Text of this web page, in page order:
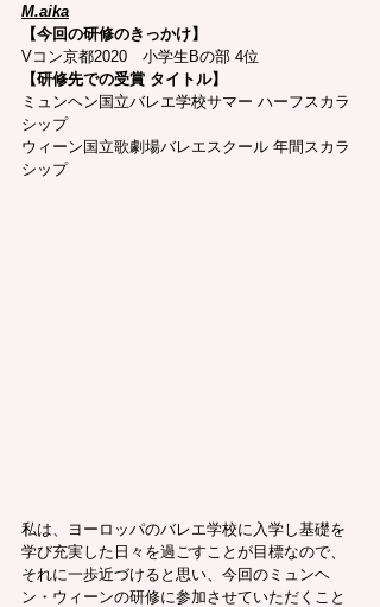
M.aika
【今回の研修のきっかけ】
Vコン京都2020　小学生Bの部 4位
【研修先での受賞 タイトル】
ミュンヘン国立バレエ学校サマー ハーフスカラ
シップ
ウィーン国立歌劇場バレエスクール 年間スカラ
シップ
私は、ヨーロッパのバレエ学校に入学し基礎を
学び充実した日々を過ごすことが目標なので、
それに一歩近づけると思い、今回のミュンヘ
ン・ウィーンの研修に参加させていただくこと